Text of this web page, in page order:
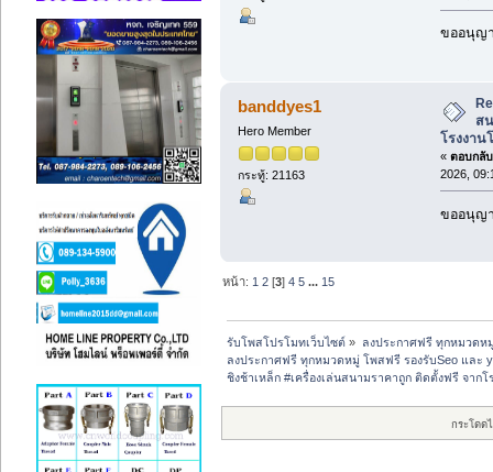
ขออนุญ
banddyes1
Hero Member
กระทู้: 21163
ส
โรงงาน
« ตอบกลั
2026,
ขออนุญ
หน้า: 1 2 [3]4 5 ... 15
รับโพสโปรโมทเว็บไซต์ » ลงประกาศฟรี ทุกหมวดห
ลงประกาศฟรี ทุกหมวดหมู่ โพสฟรี รองรับSeo และ
ชิงช้าเหล็ก #เครื่องเล่นสนามราคาถูก ติดตั้งฟรี จากโ
กระโดด